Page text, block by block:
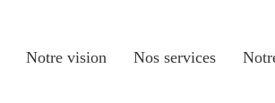
Notre vision Nos services